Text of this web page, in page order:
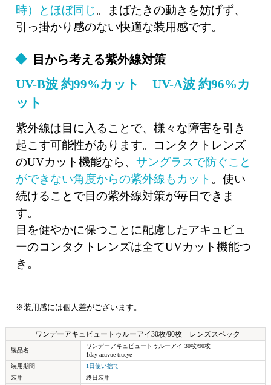
時）とほぼ同じ 。まばたきの動きを妨げず、
引っ掛かり感のない快適な装用感です。
目から考える紫外線対策
UV-B波 約99%カット UV-A波 約96%カ
ット
紫外線は目に入ることで、様々な障害を引き
起こす可能性があります。コンタクトレンズ
のUVカット機能なら、サングラスで防ぐこと
ができない角度からの紫外線もカット 。使い
続けることで目の紫外線対策が毎日できま
す。
目を健やかに保つことに配慮したアキュビュ
ーのコンタクトレンズは全てUVカット機能つ
き。
※装用感には個人差がございます。
ワンデーアキュビュートゥルーアイ30枚/90枚 レンズスペック
製品名
ワンデーアキュビュートゥルーアイ 30枚/90枚
1day acuvue trueye
装用期間
1日使い捨て
装用
終日装用